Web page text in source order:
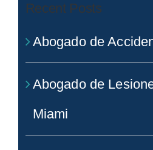
Recent Posts
Abogado de
Abogado de
Miami